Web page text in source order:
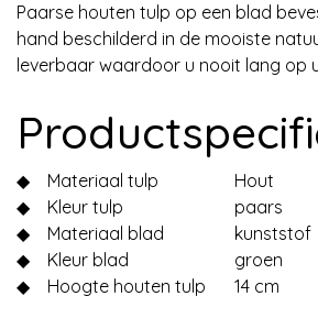
Paarse houten tulp op een blad
hand beschilderd in de mooiste
leverbaar waardoor u nooit lang op
◆ Materiaal tulp
Hout
◆
Kleur tulp
paars
◆
Materiaal blad
kunststof
◆
Kleur blad
groen
◆
Hoogte houten tulp 14 cm